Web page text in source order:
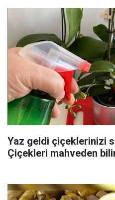
Yaz geldi çiçeklerinizi
Çiçekleri mahveden